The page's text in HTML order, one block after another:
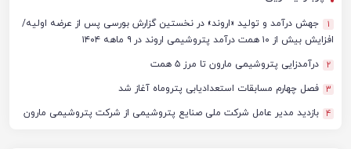
1
جهش درآمد و تولید «اروند» در نخستین گزارش بورسی پس از عرضه اولیه/
افزایش بیش از ۱۰ همت درآمد پتروشیمی اروند در ۹ ماهه ۱۴۰۴
2 درآمدزایی پتروشیمی مارون تا مرز ۵ همت
3 فصل چهارم مسابقات استعدادیابی پتروماه آغاز شد
4 بازدید مدیر عامل شرکت ملی صنایع پتروشیمی از شرکت پتروشیمی مارون